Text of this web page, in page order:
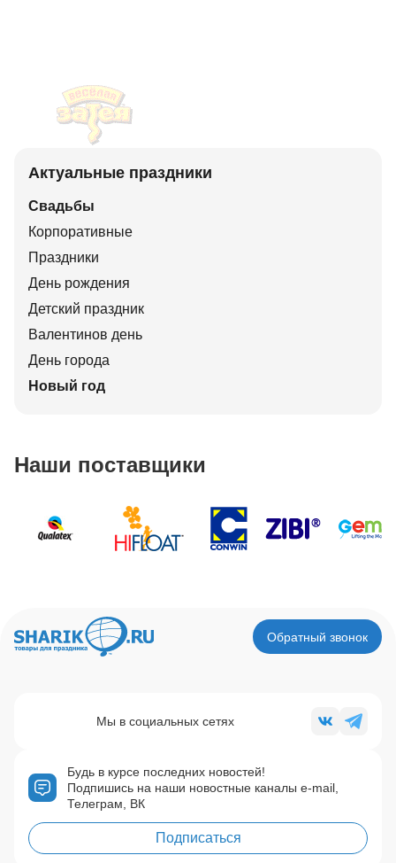
Актуальные праздники
Свадьбы
Корпоративные
Праздники
День рождения
Детский праздник
Валентинов день
День города
Новый год
Наши поставщики
Обратный звонок
Будь в курсе последних новостей!
Подпишись на наши новостные каналы e-mail,
Телеграм, ВК
Подписаться
Мы в социальных сетях